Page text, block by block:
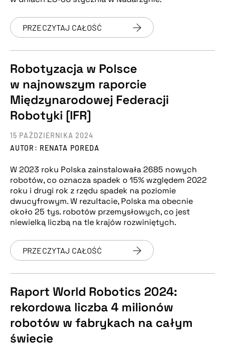
PRZECZYTAJ CAŁOŚĆ
Robotyzacja w Polsce
w najnowszym raporcie
Międzynarodowej Federacji
Robotyki [IFR]
AUTOR: RENATA POREDA
15 PAŹDZIERNIKA 2024
W 2023 roku Polska zainstalowała 2685 nowych
robotów, co oznacza spadek o 15% względem 2022
roku i drugi rok z rzędu spadek na poziomie
dwucyfrowym. W rezultacie, Polska ma obecnie
około 25 tys. robotów przemysłowych, co jest
niewielką liczbą na tle krajów rozwiniętych.
PRZECZYTAJ CAŁOŚĆ
Raport World Robotics 2024:
rekordowa liczba 4 milionów
robotów w fabrykach na całym
świecie